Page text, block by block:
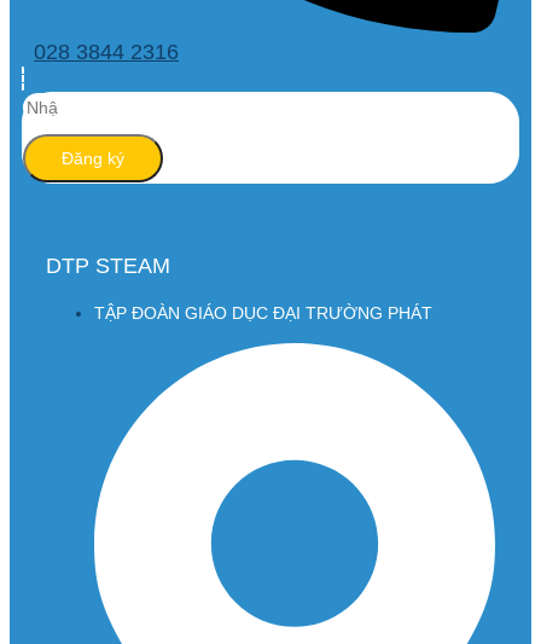
028 3844 2316
Đăng ký
DTP STEAM
TẬP ĐOÀN GIÁO DỤC ĐẠI TRƯỜNG PHÁT